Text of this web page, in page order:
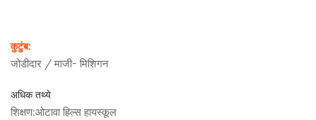
कुटुंब:
जोडीदार / माजी- मिशिगन
अधिक तथ्ये
शिक्षण:ओटावा हिल्स हायस्कूल